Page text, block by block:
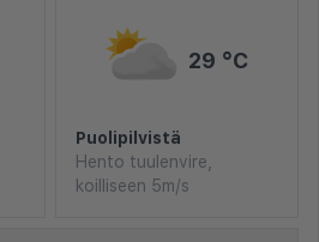
29 °C
Puolipilvistä
Hento tuulenvire,
koilliseen 5m/s